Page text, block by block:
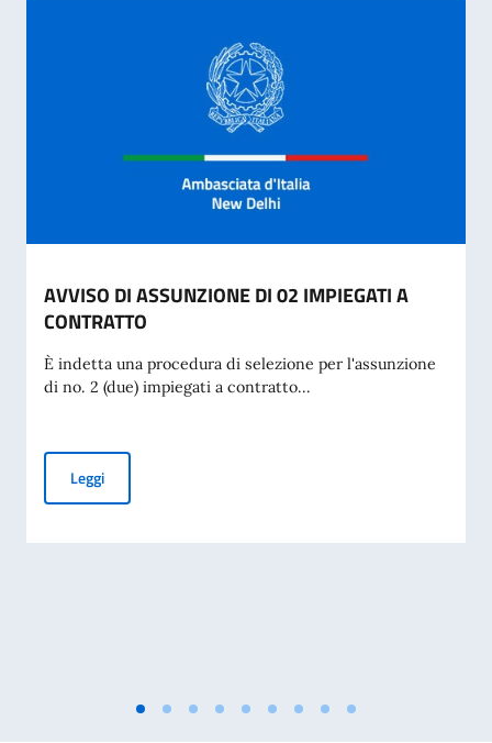
AVVISO DI ASSUNZIONE DI 02 IMPIEGATI A
CONTRATTO
È indetta una procedura di selezione per l'assunzione
di no. 2 (due) impiegati a contratto...
LeggiAVVISO DI ASSUNZIONE DI 02 IMPIEGATI A CONTRATTO